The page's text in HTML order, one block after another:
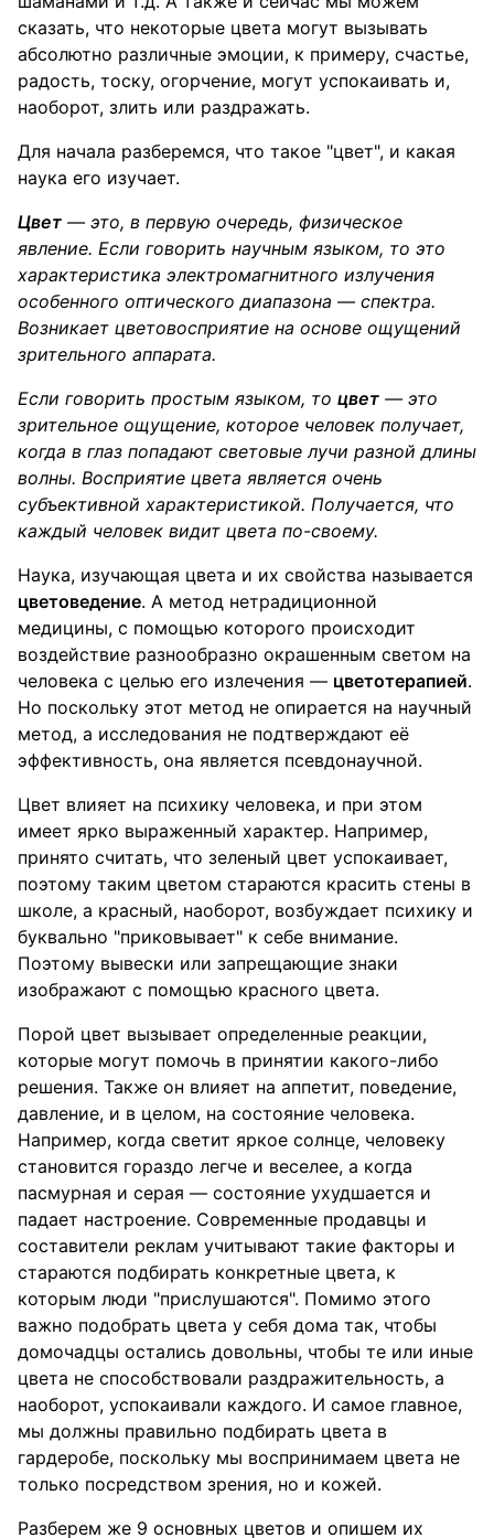
сказать, что некоторые цвета могут вызывать
абсолютно различные эмоции, к примеру, счастье,
радость, тоску, огорчение, могут успокаивать и,
наоборот, злить или раздражать.
Для начала разберемся, что такое "цвет", и какая
наука его изучает.
Цвет — это, в первую очередь, физическое
явление. Если говорить научным языком, то это
характеристика электромагнитного излучения
особенного оптического диапазона — спектра.
Возникает цветовосприятие на основе ощущений
зрительного аппарата.
Если говорить простым языком, то цвет — это
зрительное ощущение, которое человек получает,
когда в глаз попадают световые лучи разной длины
волны. Восприятие цвета является очень
субъективной характеристикой. Получается, что
каждый человек видит цвета по-своему.
Наука, изучающая цвета и их свойства называется
цветоведение. А метод нетрадиционной
медицины, с помощью которого происходит
воздействие разнообразно окрашенным светом на
человека с целью его излечения — цветотерапией.
Но поскольку этот метод не опирается на научный
метод, а исследования не подтверждают её
эффективность, она является псевдонаучной.
Цвет влияет на психику человека, и при этом
имеет ярко выраженный характер. Например,
принято считать, что зеленый цвет успокаивает,
поэтому таким цветом стараются красить стены в
школе, а красный, наоборот, возбуждает психику и
буквально "приковывает" к себе внимание.
Поэтому вывески или запрещающие знаки
изображают с помощью красного цвета.
Порой цвет вызывает определенные реакции,
которые могут помочь в принятии какого-либо
решения. Также он влияет на аппетит, поведение,
давление, и в целом, на состояние человека.
Например, когда светит яркое солнце, человеку
становится гораздо легче и веселее, а когда
пасмурная и серая — состояние ухудшается и
падает настроение. Современные продавцы и
составители реклам учитывают такие факторы и
стараются подбирать конкретные цвета, к
которым люди "прислушаются". Помимо этого
важно подобрать цвета у себя дома так, чтобы
домочадцы остались довольны, чтобы те или иные
цвета не способствовали раздражительность, а
наоборот, успокаивали каждого. И самое главное,
мы должны правильно подбирать цвета в
гардеробе, поскольку мы воспринимаем цвета не
только посредством зрения, но и кожей.
Разберем же 9 основных цветов и опишем их